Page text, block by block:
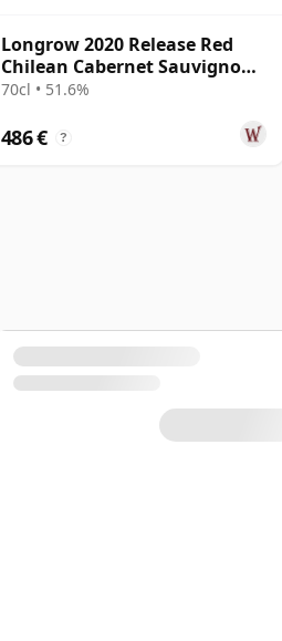
Longrow 2020 Release Red
Chilean Cabernet Sauvignon
Cask M 13 años
70cl • 51.6%
486 € ?